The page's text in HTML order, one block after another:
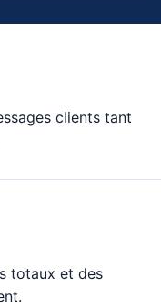
clients tant
totaux et des